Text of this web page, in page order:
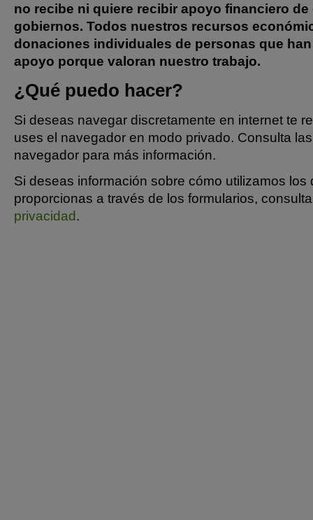
no recibe ni quiere recibir apoyo financiero de
gobiernos. Todos nuestros recursos
donaciones individuales de personas que
apoyo porque valoran nuestro trabajo.
¿Qué puedo hacer?
Si deseas navegar discretamente en internet te
uses el navegador en modo privado. Consulta
navegador para más información.
Si deseas información sobre cómo utilizamos los
proporcionas a través de los formularios,
privacidad.